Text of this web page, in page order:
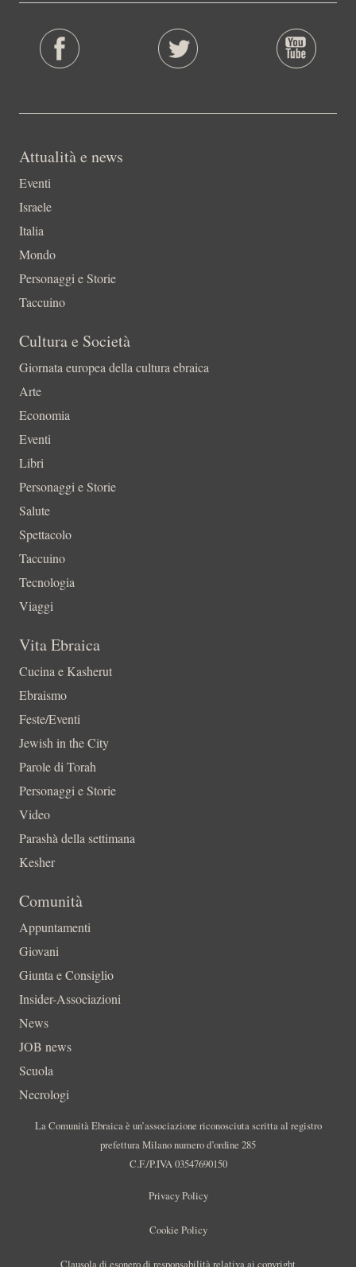
Attualità e news
Eventi
Israele
Italia
Mondo
Personaggi e Storie
Taccuino
Cultura e Società
Giornata europea della cultura ebraica
Arte
Economia
Eventi
Libri
Personaggi e Storie
Salute
Spettacolo
Taccuino
Tecnologia
Viaggi
Vita Ebraica
Cucina e Kasherut
Ebraismo
Feste/Eventi
Jewish in the City
Parole di Torah
Personaggi e Storie
Video
Parashà della settimana
Kesher
Comunità
Appuntamenti
Giovani
Giunta e Consiglio
Insider-Associazioni
News
JOB news
Scuola
Necrologi
La Comunità Ebraica è un’associazione riconosciuta scritta al registro
prefettura Milano numero d’ordine 285
C.F./P.IVA 03547690150
Privacy Policy
Cookie Policy
Clausola di esonero di responsabilità relativa ai copyright